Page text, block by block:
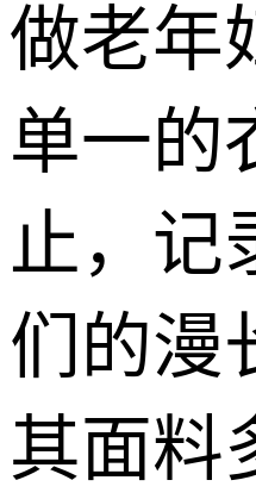
做老年
单一的
止，记
们的漫
其面料